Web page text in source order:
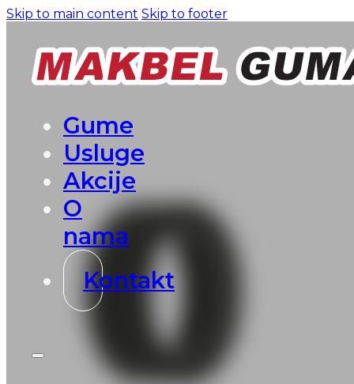
Skip to main content Skip to footer
Gume
Usluge
Akcije
O
nama
Kontakt